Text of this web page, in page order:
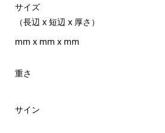
サイズ
（長辺 x 短辺 x 厚さ）
mm x mm x mm
重さ
サイン